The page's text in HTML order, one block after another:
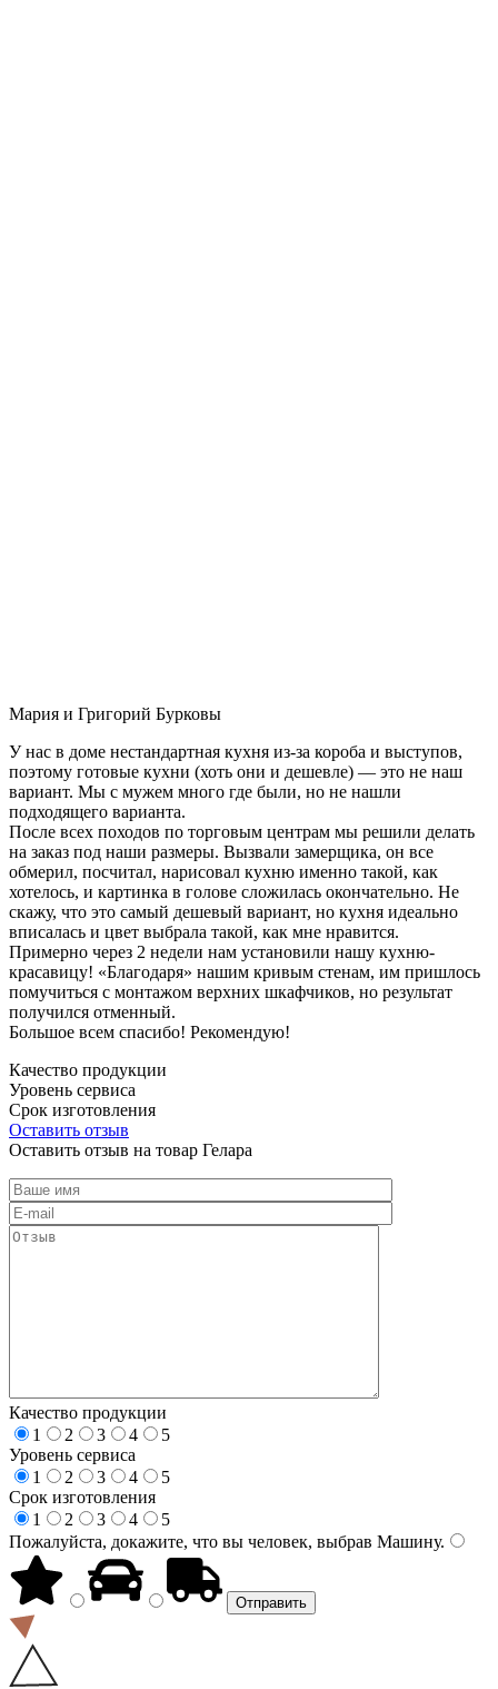
Мария и Григорий Бурковы
У нас в доме нестандартная кухня из-за короба и выступов,
поэтому готовые кухни (хоть они и дешевле) — это не наш
вариант. Мы с мужем много где были, но не нашли
подходящего варианта.
После всех походов по торговым центрам мы решили делать
на заказ под наши размеры. Вызвали замерщика, он все
обмерил, посчитал, нарисовал кухню именно такой, как
хотелось, и картинка в голове сложилась окончательно. Не
скажу, что это самый дешевый вариант, но кухня идеально
вписалась и цвет выбрала такой, как мне нравится.
Примерно через 2 недели нам установили нашу кухню-
красавицу! «Благодаря» нашим кривым стенам, им пришлось
помучиться с монтажом верхних шкафчиков, но результат
получился отменный.
Большое всем спасибо! Рекомендую!
Качество продукции
Уровень сервиса
Срок изготовления
Оставить отзыв
Оставить отзыв на товар Гелара
Качество продукции
1
2 3 4
5
Уровень сервиса
1
2 3 4
5
Срок изготовления
1
2 3 4
5
Пожалуйста, докажите, что вы человек, выбрав Машину.